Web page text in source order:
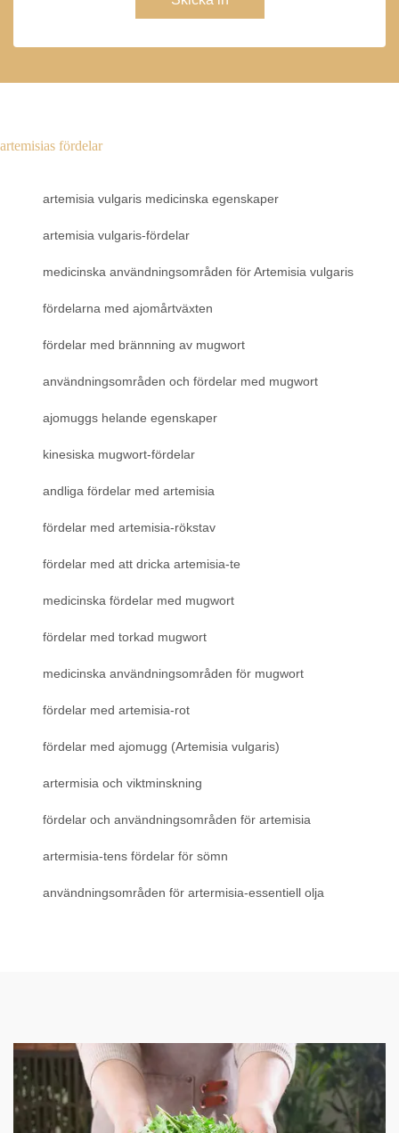
artemisias fördelar
artemisia vulgaris medicinska egenskaper
artemisia vulgaris-fördelar
medicinska användningsområden för Artemisia vulgaris
fördelarna med ajomårtväxten
fördelar med brännning av mugwort
användningsområden och fördelar med mugwort
ajomuggs helande egenskaper
kinesiska mugwort-fördelar
andliga fördelar med artemisia
fördelar med artemisia-rökstav
fördelar med att dricka artemisia-te
medicinska fördelar med mugwort
fördelar med torkad mugwort
medicinska användningsområden för mugwort
fördelar med artemisia-rot
fördelar med ajomugg (Artemisia vulgaris)
artermisia och viktminskning
fördelar och användningsområden för artemisia
artermisia-tens fördelar för sömn
användningsområden för artermisia-essentiell olja